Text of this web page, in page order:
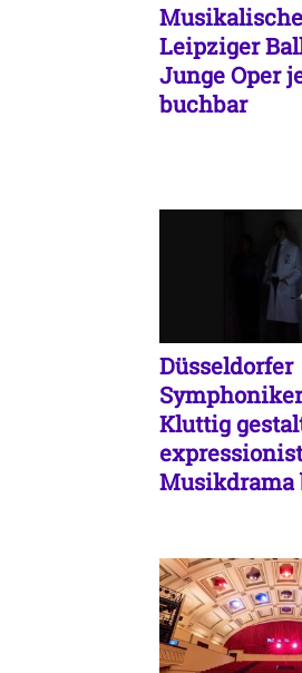
Leipziger
Junge Oper
buchbar
Düsseldorfer
Kluttig